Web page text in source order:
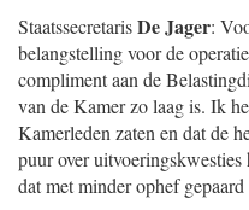
StaatssecretarisDe Jager:
belangstelling voor de
compliment aan de
van de Kamer zo laag is. Ik
Kamerleden zaten en dat de
puur over
dat met minder ophef